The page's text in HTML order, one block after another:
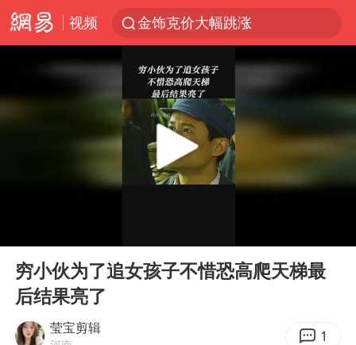
视频
金饰克价大幅跳涨
24小时不关空调 电费会更低吗
“梅姨案”被拐儿童钟彬发声
浙江舟山21条水上客运航线停航
“梅姨”准确年龄仍未知
Play
穷小伙为了追女孩子不惜恐高爬天梯最
后结果亮了
莹宝剪辑 1